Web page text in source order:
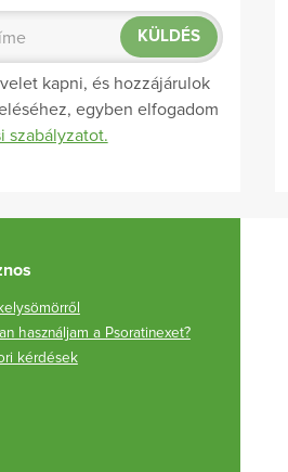
KÜLDÉS
kapni, és hozzájárulok
egyben elfogadom
szabályzatot.
használjam a Psoratinexet?
kérdések